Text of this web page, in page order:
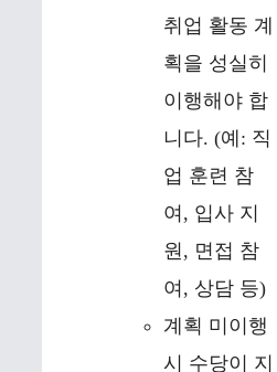
취업 활동 계
획을 성실히
이행해야 합
니다. (예: 직
업 훈련 참
여, 입사 지
원, 면접 참
여, 상담 등)
계획 미이행
시 수당이 지